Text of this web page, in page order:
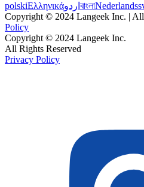
polskiΕλληνικάاردو বাংলাNederlands
Copyright © 2024 Langeek Inc. | All
Policy
Copyright © 2024 Langeek Inc.
All Rights Reserved
Privacy Policy